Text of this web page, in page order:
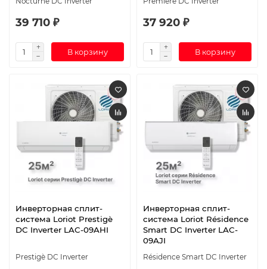
39 710 ₽
В корзину
37 920 ₽
В корзину
Инверторная сплит-
система Loriot Prestigè
DC Inverter LAC-09AHI
Prestigè DC Inverter
Инверторная сплит-
система Loriot Résidence
Smart DC Inverter LAC-
09AJI
Résidence Smart DC Inverter